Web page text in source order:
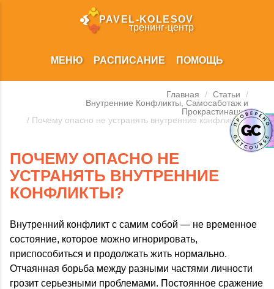
PAVEL‑KOLESOV
тренинг‑центр
МЕНЮ РАСПИСАНИЕ ПОМОЩЬ
Главная / Статьи
/
Внутренние Конфликты, Самосаботаж и
Прокрастинация
/ Почему опасно не устранять внутренние конфликты?
ПОЧЕМУ ОПАСНО НЕ
УСТРАНЯТЬ ВНУТРЕННИЕ
КОНФЛИКТЫ?
Внутренний конфликт с самим собой — не временное
состояние, которое можно игнорировать,
приспособиться и продолжать жить нормально.
Отчаянная борьба между разными частями личности
грозит серьезными проблемами. Постоянное сражение